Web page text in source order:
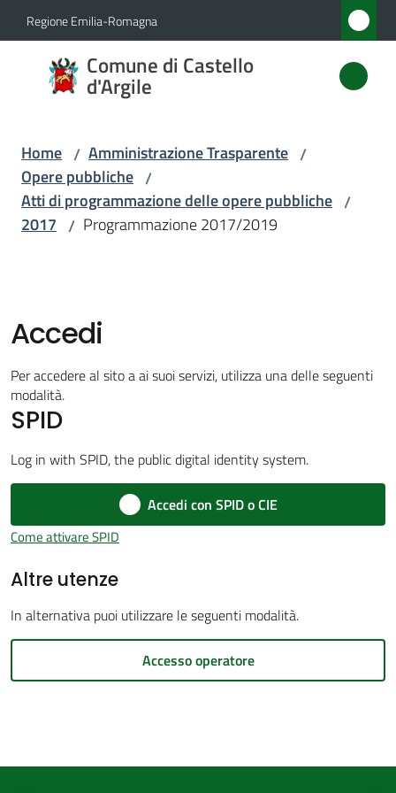
Vai al contenuto
Vai alla navigazione
Vai al footer
Regione Emilia-Romagna
Comune di Castello
d'Argile
Comune
di
Amministrazione
Servizi
Vivere
Castello
d'Argile
Amministrazione
Menu selezionato
Tutti
su
Home / Amministrazione Trasparente /
Opere pubbliche /
Atti di programmazione delle opere pubbliche /
2017 / Programmazione 2017/2019
Accedi
Per accedere al sito a ai suoi servizi, utilizza una delle seguenti
modalità.
SPID
Log in with SPID, the public digital identity system.
Accedi con SPID o CIE
Come attivare SPID
Altre utenze
In alternativa puoi utilizzare le seguenti modalità.
Accesso operatore